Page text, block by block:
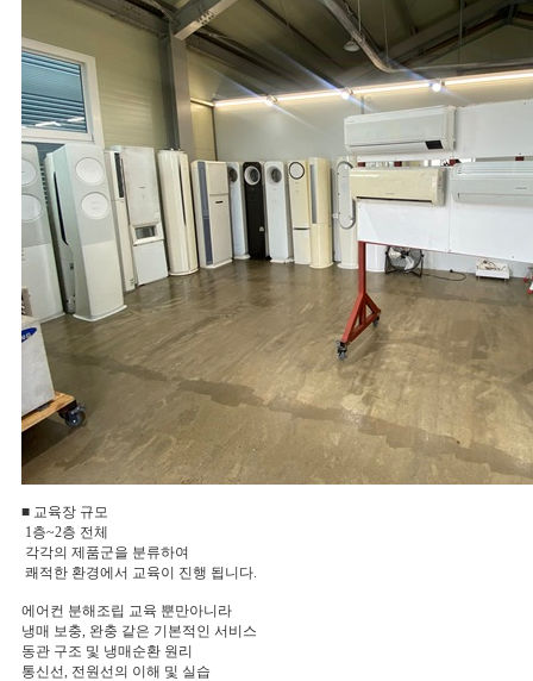
■ 교육장 규모
1층~2층 전체
각각의 제품군을 분류하여
쾌적한 환경에서 교육이 진행 됩니다.
에어컨 분해조립 교육 뿐만아니라
냉매 보충, 완충 같은 기본적인 서비스
동관 구조 및 냉매순환 원리
통신선, 전원선의 이해 및 실습